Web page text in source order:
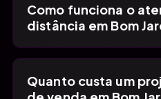
Como funciona o
distância em Bom
Quanto custa um